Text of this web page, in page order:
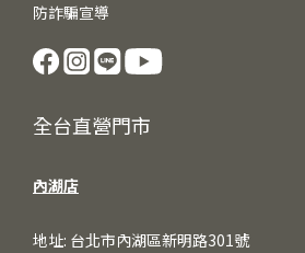
防詐騙宣導
全台直營門市
內湖店
地址: 台北市內湖區新明路301號